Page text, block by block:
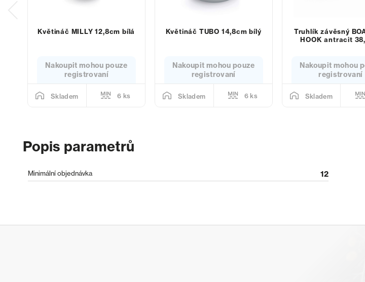
Květináč MILLY 12,8cm bílá
Nakoupit mohou pouze
registrovaní
Skladem 6 ks
Květináč TUBO 14,8cm bílý
Nakoupit mohou pouze
registrovaní
Skladem 6 ks
Truhlík závěsný
HOOK antracit
Nakoupit mohou
registrovaní
Skladem
Popis parametrů
Minimální objednávka 12